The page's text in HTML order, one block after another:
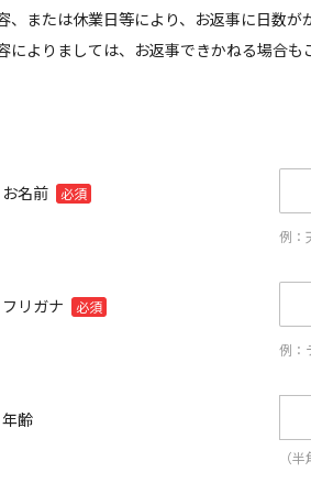
、または休業日等により、お返事に日数が
によりましては、お返事できかねる場合も
お名前 必須
例：
フリガナ 必須
例：
年齢
（